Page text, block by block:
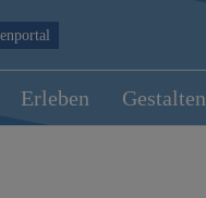
Erleben Gestalten